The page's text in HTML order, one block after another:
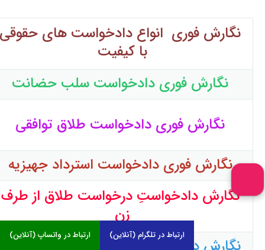
نگارش فوری انواع دادخواست های حقوقی
با کیفیت
نگارش فوری دادخواست سلب حضانت
نگارش فوری دادخواست طلاق توافقی
نگارش فوری دادخواست استرداد جهیزیه
نگارش دادخواستِ درخواست طلاق از طرف
زن
ارتباط در واتساپ (آنلاین) ارتباط در تلگرام (آنلاین)